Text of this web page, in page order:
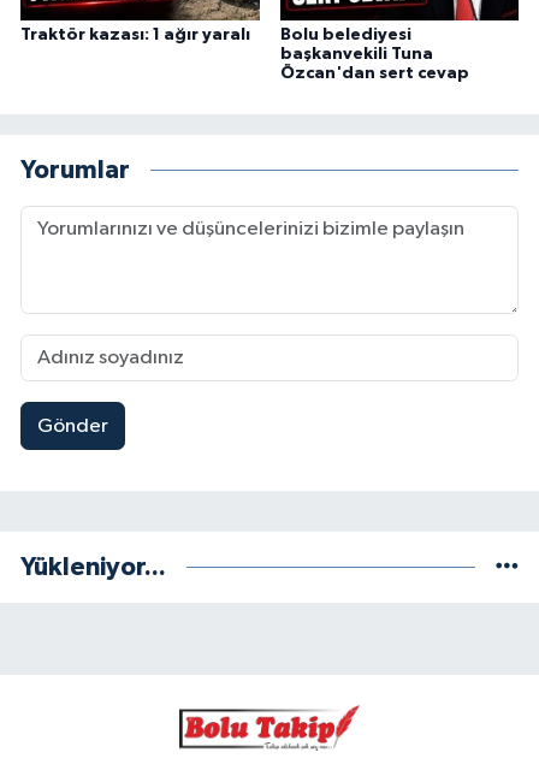
Traktör kazası: 1 ağır yaralı
Bolu belediyesi
başkanvekili Tuna
Özcan'dan sert cevap
Yorumlar
Gönder
Yükleniyor...